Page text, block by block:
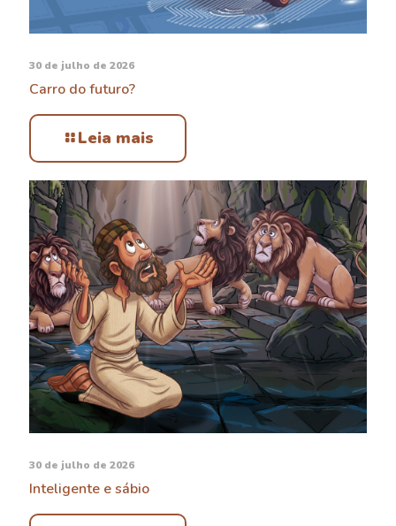
30 de julho de 2026
Carro do futuro?
Leia mais
30 de julho de 2026
Inteligente e sábio